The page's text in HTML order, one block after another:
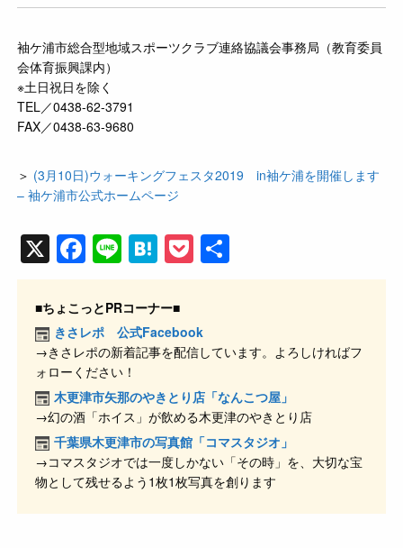
袖ケ浦市総合型地域スポーツクラブ連絡協議会事務局（教育委員
会体育振興課内）
※土日祝日を除く
TEL／0438-62-3791
FAX／0438-63-9680
＞ (3月10日)ウォーキングフェスタ2019 in袖ケ浦を開催します
– 袖ケ浦市公式ホームページ
X F
a
c
e
b
o
o
k
Li
n
e
H
at
e
n
a
P
o
et
有
■ちょこっとPRコーナー■
きさレポ 公式Facebook
→きさレポの新着記事を配信しています。よろしければフ
ォローください！
木更津市矢那のやきとり店「なんこつ屋」
→幻の酒「ホイス」が飲める木更津のやきとり店
千葉県木更津市の写真館「コマスタジオ」
→コマスタジオでは一度しかない「その時」を、大切な宝
物として残せるよう1枚1枚写真を創ります